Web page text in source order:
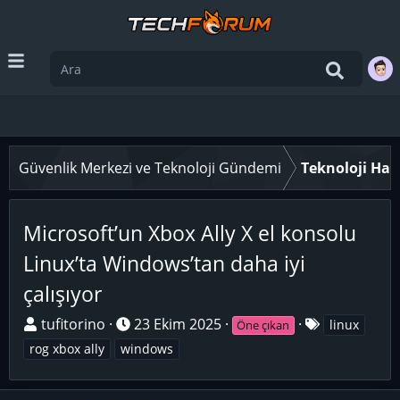
Güvenlik Merkezi ve Teknoloji Gündemi Teknoloji
Microsoft’un Xbox Ally X el konsolu
Linux’ta Windows’tan daha iyi
çalışıyor
K
o
u
tufitorino
B
a
l
23 Ekim 2025 Öne çıkan
k
linux
rog xbox ally
windows